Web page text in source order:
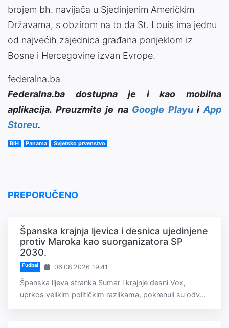
brojem bh. navijača u Sjedinjenim Američkim
Državama, s obzirom na to da St. Louis ima jednu
od najvećih zajednica građana porijeklom iz
Bosne i Hercegovine izvan Evrope.
federalna.ba
Federalna.ba dostupna je i kao mobilna
aplikacija. Preuzmite je na Google PlayuiApp
Storeu.
BiH Panama Svjetsko prvenstvo
PREPORUČENO
Španska krajnja ljevica i desnica ujedinjene
protiv Maroka kao suorganizatora SP
2030.
Fudbal 06.08.2026 19:41
Španska lijeva stranka Sumar i krajnje desni Vox,
uprkos velikim političkim razlikama, pokrenuli su odv...